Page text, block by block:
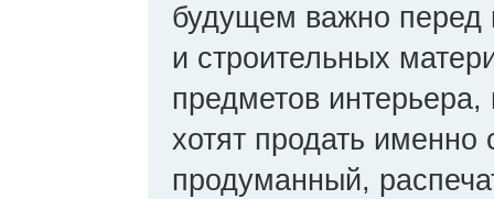
будущем важно перед
и строительных
предметов
хотят продать именно
продуманный,